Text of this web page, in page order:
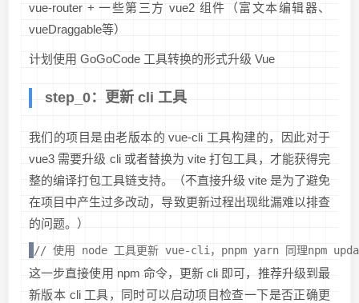
vue-router + 一些第三方 vue2 组件（富文本编辑器、
vueDraggable等）
计划使用 GoGoCode 工具转换的形式升级 Vue
step_0：更新 cli 工具
我们的项目是由老版本的 vue-cli 工具构建的，因此对于
vue3 需要升级 cli 或者替换为 vite 打包工具，才能获得完
整的编译打包工具链支持。
（不直接升级 vite 是为了避免
在项目中产生过多改动，导致更新过程出现纰漏难以排查
的问题。）
// 使用 node 工具更新 vue-cli，pnpm yarn 同理npm
这一步直接使用 npm 命令，更新 cli 即可，推荐升级到最
新版本 cli 工具，同时可以启动项目检查一下是否正确更